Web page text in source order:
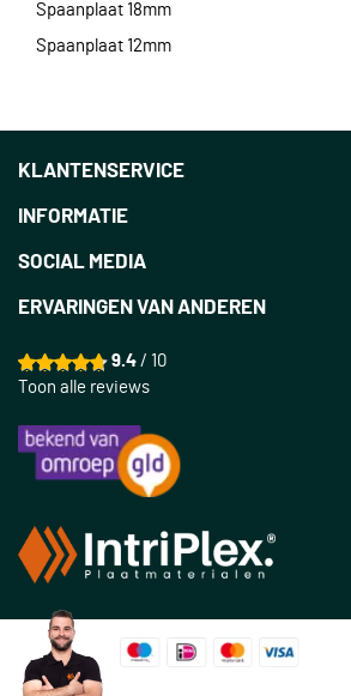
Spaanplaat 18mm
Spaanplaat 12mm
KLANTENSERVICE
INFORMATIE
SOCIAL MEDIA
ERVARINGEN VAN ANDEREN
9.4/ 10
Toon alle reviews